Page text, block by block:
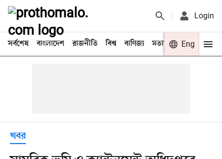
Login
সর্বশেষ বাংলাদেশ রাজনীতি বিশ্ব বাণিজ্য মতামত খেলা
Eng
খবর